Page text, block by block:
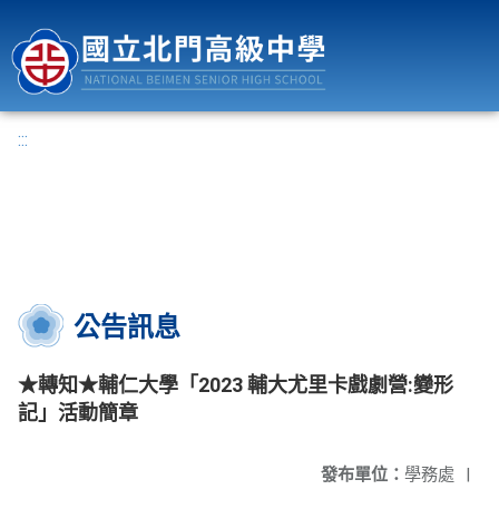
:::
公告訊息
★轉知★輔仁大學「2023 輔大尤里卡戲劇營:變形
記」活動簡章
發布單位： 學務處 |